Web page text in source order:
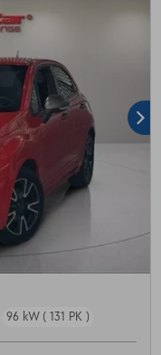
96 kW ( 131 PK )